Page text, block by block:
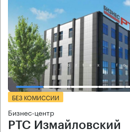
БЕЗ КОМИССИИ
Бизнес-центр
РТС Измайловский